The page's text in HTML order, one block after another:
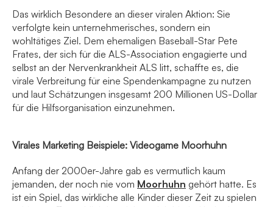
Das wirklich Besondere an dieser viralen Aktion: Sie
verfolgte kein unternehmerisches, sondern ein
wohltätiges Ziel. Dem ehemaligen Baseball-Star Pete
Frates, der sich für die ALS-Association engagierte und
selbst an der Nervenkrankheit ALS litt, schaffte es, die
virale Verbreitung für eine Spendenkampagne zu nutzen
und laut Schätzungen insgesamt 200 Millionen US-Dollar
für die Hilfsorganisation einzunehmen.
Virales Marketing Beispiele: Videogame Moorhuhn
Anfang der 2000er-Jahre gab es vermutlich kaum
jemanden, der noch nie vom Moorhuhn gehört hatte. Es
ist ein Spiel, das wirkliche alle Kinder dieser Zeit zu spielen